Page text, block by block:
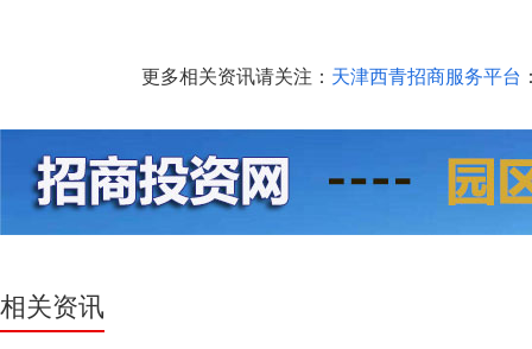
更多相关资讯请关注： 天津西青招商服务平台
相关资讯